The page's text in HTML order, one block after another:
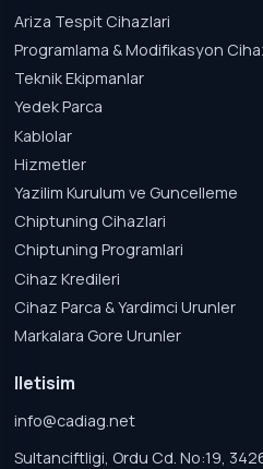
Ariza Tespit Cihazlari
Programlama & Modifikasyon
Teknik Ekipmanlar
Yedek Parca
Kablolar
Hizmetler
Yazilim Kurulum ve Guncelleme
Chiptuning Cihazlari
Chiptuning Programlari
Cihaz Kredileri
Cihaz Parca & Yardimci Urunler
Markalara Gore Urunler
Iletisim
info@cadiag.net
Sultanciftligi, Ordu Cd. No:19,